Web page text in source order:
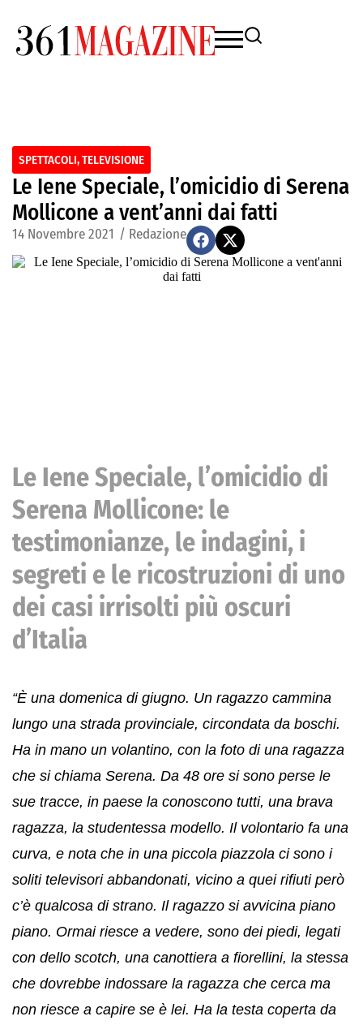
SPETTACOLI,TELEVISIONE
Le Iene Speciale, l’omicidio di Serena
Mollicone a vent’anni dai fatti
14 Novembre 2021 / Redazione
Le Iene Speciale, l’omicidio di
Serena Mollicone: le
testimonianze, le indagini, i
segreti e le ricostruzioni di uno
dei casi irrisolti più oscuri
d’Italia
“È una domenica di giugno. Un ragazzo cammina
lungo una strada provinciale, circondata da boschi.
Ha in mano un volantino, con la foto di una ragazza
che si chiama Serena. Da 48 ore si sono perse le
sue tracce, in paese la conoscono tutti, una brava
ragazza, la studentessa modello. Il volontario fa una
curva, e nota che in una piccola piazzola ci sono i
soliti televisori abbandonati, vicino a quei rifiuti però
c’è qualcosa di strano. Il ragazzo si avvicina piano
piano. Ormai riesce a vedere, sono dei piedi, legati
con dello scotch, una canottiera a fiorellini, la stessa
che dovrebbe indossare la ragazza che cerca ma
non riesce a capire se è lei. Ha la testa coperta da